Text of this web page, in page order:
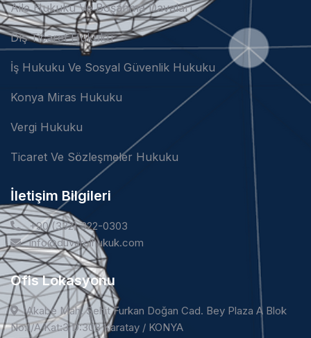
Aile Hukuku Ve Boşanma Davaları
Dış Ticaret Hukuku
İş Hukuku Ve Sosyal Güvenlik Hukuku
Konya Miras Hukuku
Vergi Hukuku
Ticaret Ve Sözleşmeler Hukuku
İletişim Bilgileri
+90 (332) 322-0303
info@duvarcihukuk.com
Ofis Lokasyonu
Akabe Mah. Şehit Furkan Doğan Cad. Bey Plaza A Blok
No:1/A Kat:3 D:308 Karatay / KONYA